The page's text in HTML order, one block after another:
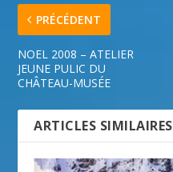
PRÉCÉDENT
NOEL 2008 – ATELIER
JEUNE PULIC DU
CHÂTEAU-MUSÉE
ARTICLES SIMILAIRES